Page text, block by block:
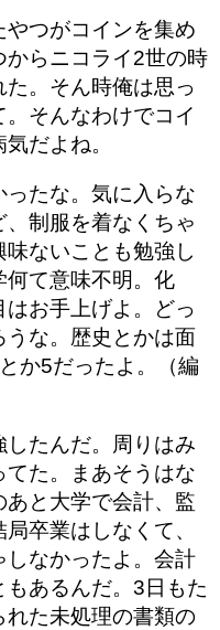
つがコインを集め
らニコライ2世の時
。そん時俺は思っ
そんなわけでコイ
だよね。
たな。気に入らな
制服を着なくちゃ
ないことも勉強し
何て意味不明。化
お手上げよ。どっ
な。歴史とかは面
か5だったよ。（編
たんだ。周りはみ
た。まあそうはな
あと大学で会計、監
卒業はしなくて、
しなかったよ。会計
あるんだ。3日もた
た未処理の書類の